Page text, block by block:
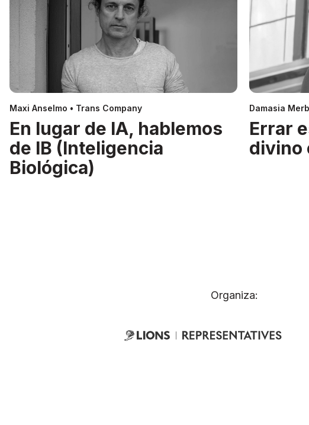
Maxi Anselmo • Trans Company
En lugar de IA, hablemos
de IB (Inteligencia
Biológica)
Damasia
Errar
divino
Organiza: